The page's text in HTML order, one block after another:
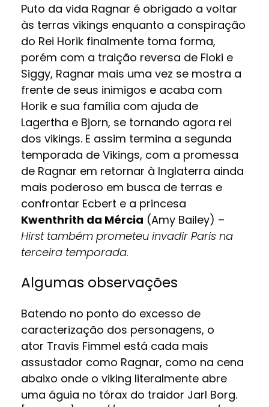
Puto da vida Ragnar é obrigado a voltar
às terras vikings enquanto a conspiração
do Rei Horik finalmente toma forma,
porém com a traição reversa de Floki e
Siggy, Ragnar mais uma vez se mostra a
frente de seus inimigos e acaba com
Horik e sua família com ajuda de
Lagertha e Bjorn, se tornando agora rei
dos vikings. E assim termina a segunda
temporada de Vikings, com a promessa
de Ragnar em retornar à Inglaterra ainda
mais poderoso em busca de terras e
confrontar Ecbert e a princesa
Kwenthrith da Mércia (Amy Bailey) –
Hirst também prometeu invadir Paris na
terceira temporada.
Algumas observações
Batendo no ponto do excesso de
caracterização dos personagens, o
ator Travis Fimmel está cada mais
assustador como Ragnar, como na cena
abaixo onde o viking literalmente abre
uma águia no tórax do traidor Jarl Borg.